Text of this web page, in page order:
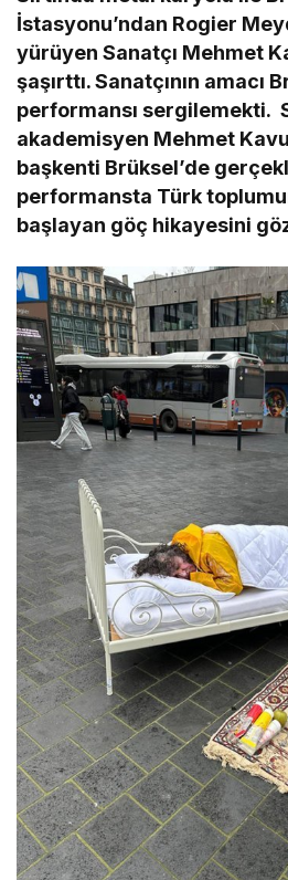
İstasyonu’ndan Rogier
yürüyen Sanatçı Mehmet
şaşırttı. Sanatçının amacı
performansı sergilemekti.
akademisyen Mehmet
başkenti Brüksel’de
performansta Türk
başlayan göç hikayesini